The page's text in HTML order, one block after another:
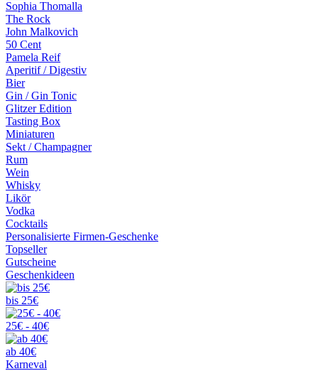
Sophia Thomalla
The Rock
John Malkovich
50 Cent
Pamela Reif
Aperitif / Digestiv
Bier
Gin / Gin Tonic
Glitzer Edition
Tasting Box
Miniaturen
Sekt / Champagner
Rum
Wein
Whisky
Likör
Vodka
Cocktails
Personalisierte Firmen-Geschenke
Topseller
Gutscheine
Geschenkideen
bis 25€
25€ - 40€
ab 40€
Karneval